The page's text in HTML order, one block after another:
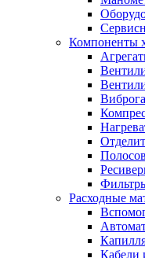
Компоненты
Расходные
Кабели